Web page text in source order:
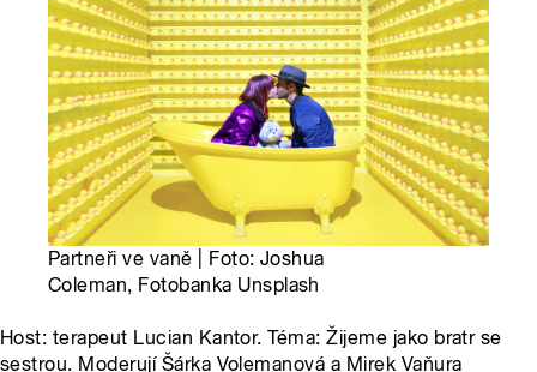
Partneři ve vaně | Foto: Joshua
Coleman, Fotobanka Unsplash
Host: terapeut Lucian Kantor. Téma: Žijeme jako bratr se
sestrou. Moderují Šárka Volemanová a Mirek Vaňura